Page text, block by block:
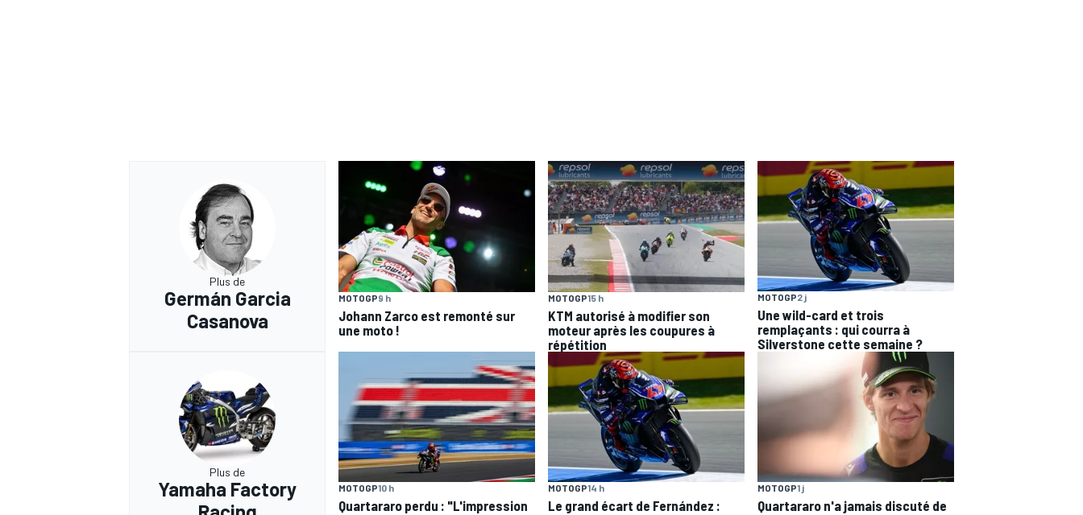
Plus de
Germán Garcia
Casanova
MOTOGP9 h
Johann Zarco est remonté sur
une moto !
MOTOGP15 h
KTM autorisé à modifier son
moteur après les coupures à
répétition
MOTOGP2 j
Une wild-card et trois
remplaçants : qui courra à
Silverstone cette semaine ?
Plus de
Yamaha Factory
MOTOGP10 h
Quartararo perdu : "L'impression
MOTOGP14 h
Le grand écart de Fernández :
MOTOGP1 j
Quartararo n'a jamais discuté de